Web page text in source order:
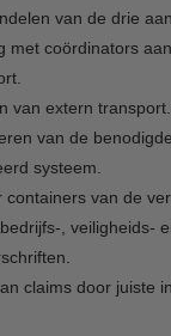
van de drie
met coördinators
van extern transport.
van de
systeem.
containers van de
, veiligheids-
claims door juiste